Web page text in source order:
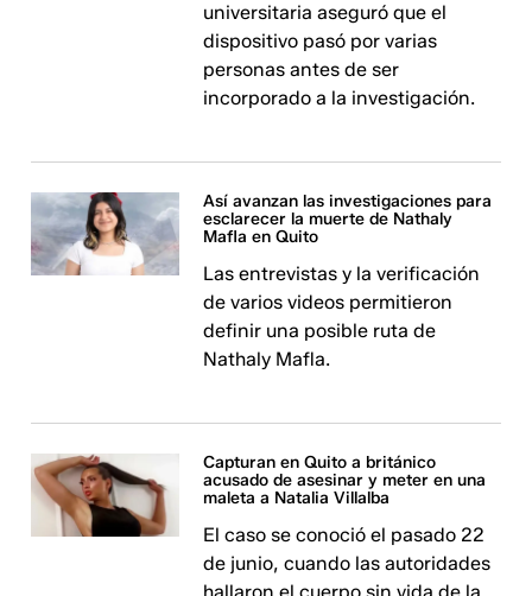
universitaria aseguró que el
dispositivo pasó por varias
personas antes de ser
incorporado a la investigación.
Así avanzan las investigaciones para
esclarecer la muerte de Nathaly
Mafla en Quito
Las entrevistas y la verificación
de varios videos permitieron
definir una posible ruta de
Nathaly Mafla.
Capturan en Quito a británico
acusado de asesinar y meter en una
maleta a Natalia Villalba
El caso se conoció el pasado 22
de junio, cuando las autoridades